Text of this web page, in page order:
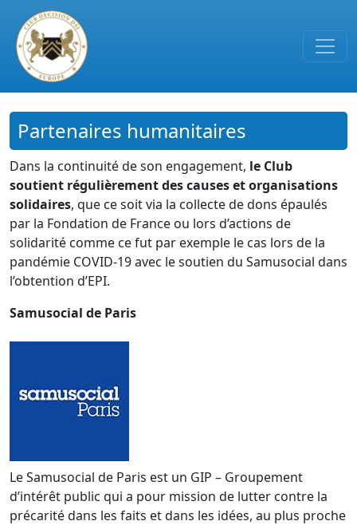
Passer au contenu principal
Partenaires humanitaires
Dans la continuité de son engagement, le Club
soutient régulièrement des causes et organisations
solidaires, que ce soit via la collecte de dons épaulés
par la Fondation de France ou lors d’actions de
solidarité comme ce fut par exemple le cas lors de la
pandémie COVID-19 avec le soutien du Samusocial dans
l’obtention d’EPI.
Samusocial de Paris
Le Samusocial de Paris est un GIP – Groupement
d’intérêt public qui a pour mission de lutter contre la
précarité dans les faits et dans les idées, au plus proche